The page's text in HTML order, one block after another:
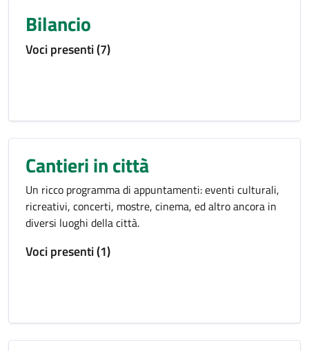
Bilancio
Voci presenti (7)
Cantieri in città
Un ricco programma di appuntamenti: eventi culturali,
ricreativi, concerti, mostre, cinema, ed altro ancora in
diversi luoghi della città.
Voci presenti (1)